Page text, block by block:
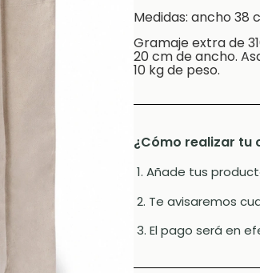
Medidas: ancho 38
Gramaje extra de
20 cm de ancho.
10 kg de peso.
¿Cómo realizar tu
1. Añade tus
2. Te avisaremos
3. El pago será en